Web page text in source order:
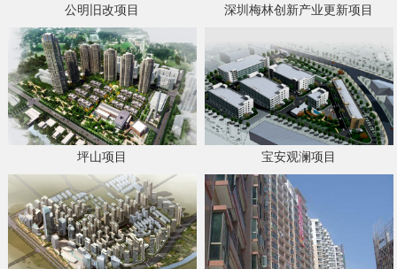
公明旧改项目 深圳梅林创新产业更新项目
坪山项目 宝安观澜项目